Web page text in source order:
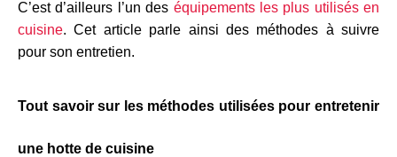
C’est d’ailleurs l’un des équipements les plus utilisés en
cuisine. Cet article parle ainsi des méthodes à suivre
pour son entretien.
Tout savoir sur les méthodes utilisées pour entretenir
une hotte de cuisine